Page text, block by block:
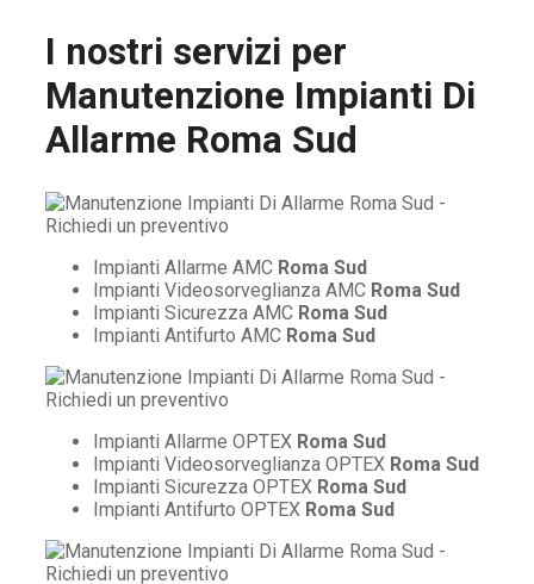
I nostri servizi per
Manutenzione Impianti Di
Allarme Roma Sud
Impianti Allarme AMC Roma Sud
Impianti Videosorveglianza AMC Roma Sud
Impianti Sicurezza AMC Roma Sud
Impianti Antifurto AMC Roma Sud
Impianti Allarme OPTEX Roma Sud
Impianti Videosorveglianza OPTEX Roma Sud
Impianti Sicurezza OPTEX Roma Sud
Impianti Antifurto OPTEX Roma Sud